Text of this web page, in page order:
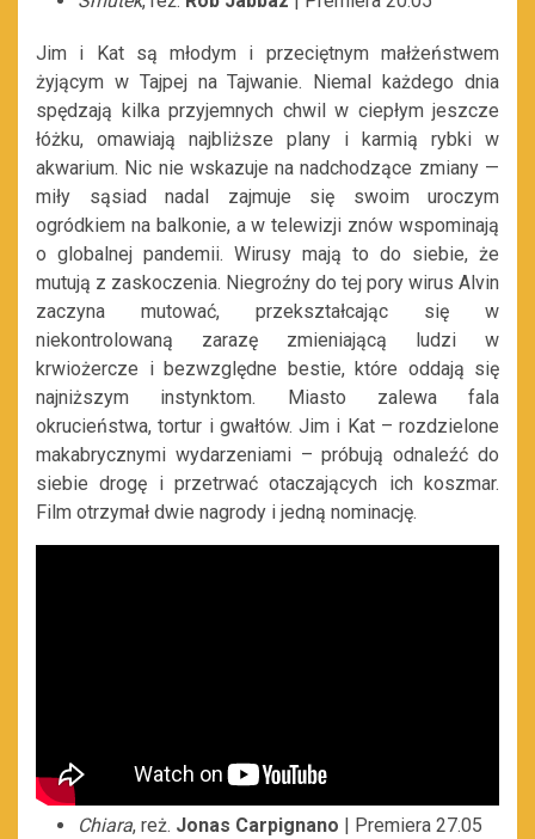
Jim i Kat są młodym i przeciętnym małżeństwem
żyjącym w Tajpej na Tajwanie. Niemal każdego dnia
spędzają kilka przyjemnych chwil w ciepłym jeszcze
łóżku, omawiają najbliższe plany i karmią rybki w
akwarium. Nic nie wskazuje na nadchodzące zmiany —
miły sąsiad nadal zajmuje się swoim uroczym
ogródkiem na balkonie, a w telewizji znów wspominają
o globalnej pandemii. Wirusy mają to do siebie, że
mutują z zaskoczenia. Niegroźny do tej pory wirus Alvin
zaczyna mutować, przekształcając się w
niekontrolowaną zarazę zmieniającą ludzi w
krwiożercze i bezwzględne bestie, które oddają się
najniższym instynktom. Miasto zalewa fala
okrucieństwa, tortur i gwałtów. Jim i Kat – rozdzielone
makabrycznymi wydarzeniami – próbują odnaleźć do
siebie drogę i przetrwać otaczających ich koszmar.
Film otrzymał dwie nagrody i jedną nominację.
Chiara, reż. Jonas Carpignano | Premiera 27.05